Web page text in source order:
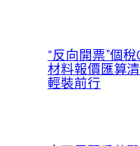
“反向開票”個
材料報價匯算
輕裝前行